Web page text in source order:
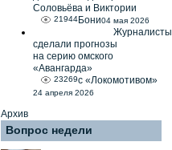
Соловьёва и Виктории
Бони
21944 04 мая 2026
Журналисты
сделали прогнозы
на серию омского
«Авангарда»
с «Локомотивом»
23269
24 апреля 2026
Архив
Вопрос недели